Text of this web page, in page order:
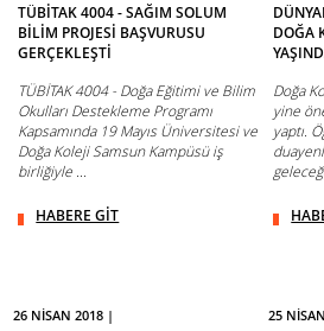
TÜBİTAK 4004 - SAĞIM SOLUM
BİLİM PROJESİ BAŞVURUSU
GERÇEKLEŞTİ
TÜBİTAK 4004 - Doğa Eğitimi ve Bilim
Okulları Destekleme Programı
Kapsamında 19 Mayıs Üniversitesi ve
Doğa Koleji Samsun Kampüsü iş
birliğiyle ...
HABERE GİT
DOĞA
Doğa
yine
yaptı.
26 NİSAN 2018 |
25